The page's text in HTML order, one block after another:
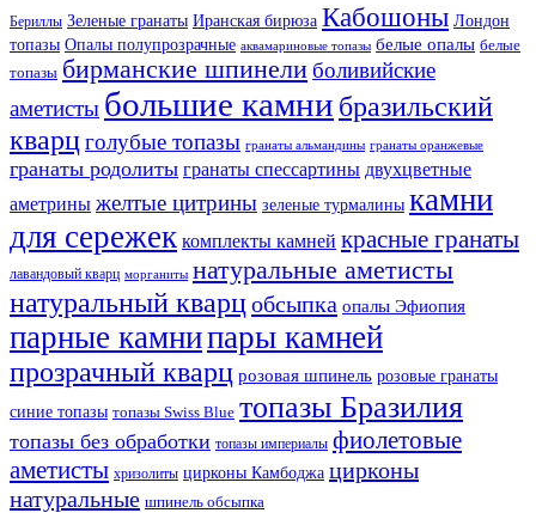
Бериллы Зеленые гранаты Иранская бирюза Кабошоны Лондон
топазы Опалы полупрозрачные аквамариновые топазы белые опалы белые
топазы бирманские шпинелиболивийские
аметисты большие камни бразильский
кварцголубые топазы гранаты альмандины гранаты оранжевые
гранаты родолиты гранаты спессартины двухцветные
аметрины желтые цитрины зеленые турмалины камни
для сережек комплекты камней красные гранаты
лавандовый кварц морганиты натуральные аметисты
натуральный кварцобсыпка опалы Эфиопия
парные камнипары камней
прозрачный кварц розовая шпинель розовые гранаты
синие топазы топазы Swiss Blue топазы Бразилия
топазы без обработки топазы империалы фиолетовые
аметисты хризолиты цирконы Камбоджа цирконы
натуральные шпинель обсыпка